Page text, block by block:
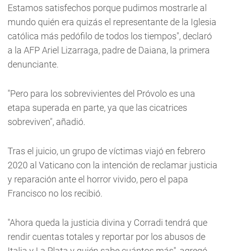
Estamos satisfechos porque pudimos mostrarle al
mundo quién era quizás el representante de la Iglesia
católica más pedófilo de todos los tiempos", declaró
a la AFP Ariel Lizarraga, padre de Daiana, la primera
denunciante.
"Pero para los sobrevivientes del Próvolo es una
etapa superada en parte, ya que las cicatrices
sobreviven", añadió.
Tras el juicio, un grupo de víctimas viajó en febrero
2020 al Vaticano con la intención de reclamar justicia
y reparación ante el horror vivido, pero el papa
Francisco no los recibió.
"Ahora queda la justicia divina y Corradi tendrá que
rendir cuentas totales y reportar por los abusos de